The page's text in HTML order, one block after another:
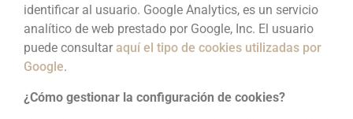
identificar al usuario. Google Analytics, es un servicio
analítico de web prestado por Google, Inc. El usuario
puede consultar aquí el tipo de cookies utilizadas por
Google.
¿Cómo gestionar la configuración de cookies?